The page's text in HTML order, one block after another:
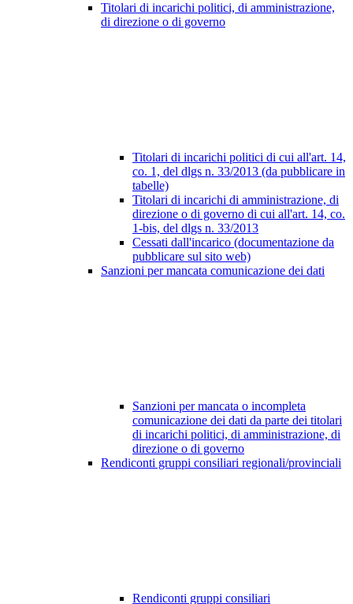
Titolari di incarichi politici, di amministrazione,
di direzione o di governo
Titolari di incarichi politici di cui all'art. 14,
co. 1, del dlgs n. 33/2013 (da pubblicare in
tabelle)
Titolari di incarichi di amministrazione, di
direzione o di governo di cui all'art. 14, co.
1-bis, del dlgs n. 33/2013
Cessati dall'incarico (documentazione da
pubblicare sul sito web)
Sanzioni per mancata comunicazione dei dati
Sanzioni per mancata o incompleta
comunicazione dei dati da parte dei titolari
di incarichi politici, di amministrazione, di
direzione o di governo
Rendiconti gruppi consiliari regionali/provinciali
Rendiconti gruppi consiliari